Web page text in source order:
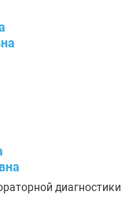
диагностики